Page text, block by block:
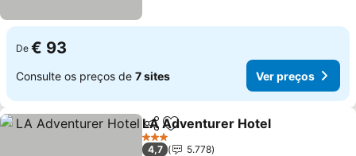
De € 93
Consulte os preços de 7 sites Ver preços
PartilharAdicionar aos favoritos
LA Adventurer Hotel
3 Estrelas
4,7
5.778